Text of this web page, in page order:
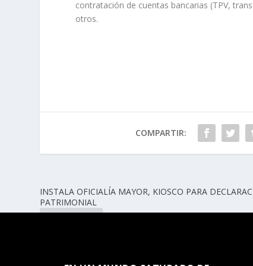
contratación de cuentas bancarias (TPV,
otros.
COMPARTIR:
INSTALA OFICIALÍA MAYOR, KIOSCO PARA
PATRIMONIAL